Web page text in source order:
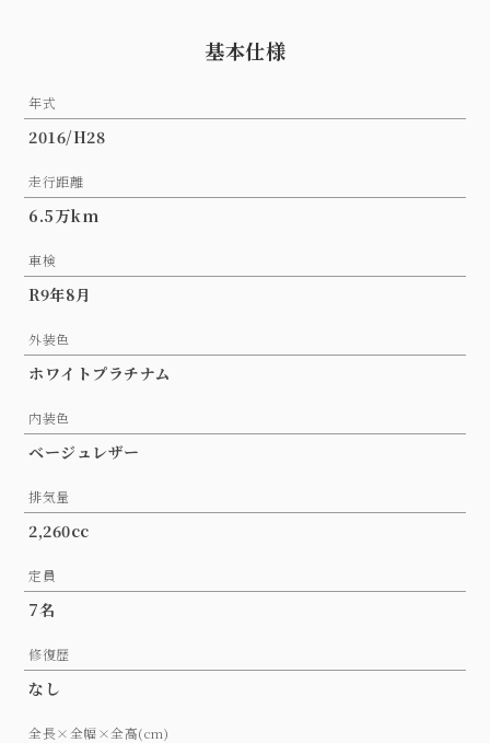
基本仕様
年式
2016/H28
走行距離
6.5万km
車検
R9年8月
外装色
ホワイトプラチナム
内装色
ベージュレザー
排気量
2,260cc
定員
7名
修復歴
なし
全長×全幅×全高(cm)